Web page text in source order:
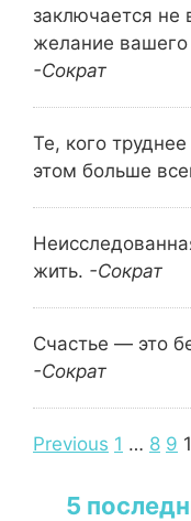
заключается не
желание
-Сократ
Те, кого
этом больше
жить. -Сократ
Счастье — это
-Сократ
Navigation
Previous 1 … 8 9
5